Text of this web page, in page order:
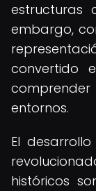
estructuras
embargo,
convertido
entornos.
El
históricos